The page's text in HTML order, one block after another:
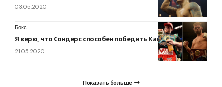
03.05.2020
Бокс
Я верю, что Сондерс способен победить Канело, — Гірн
21.05.2020
Показать больше